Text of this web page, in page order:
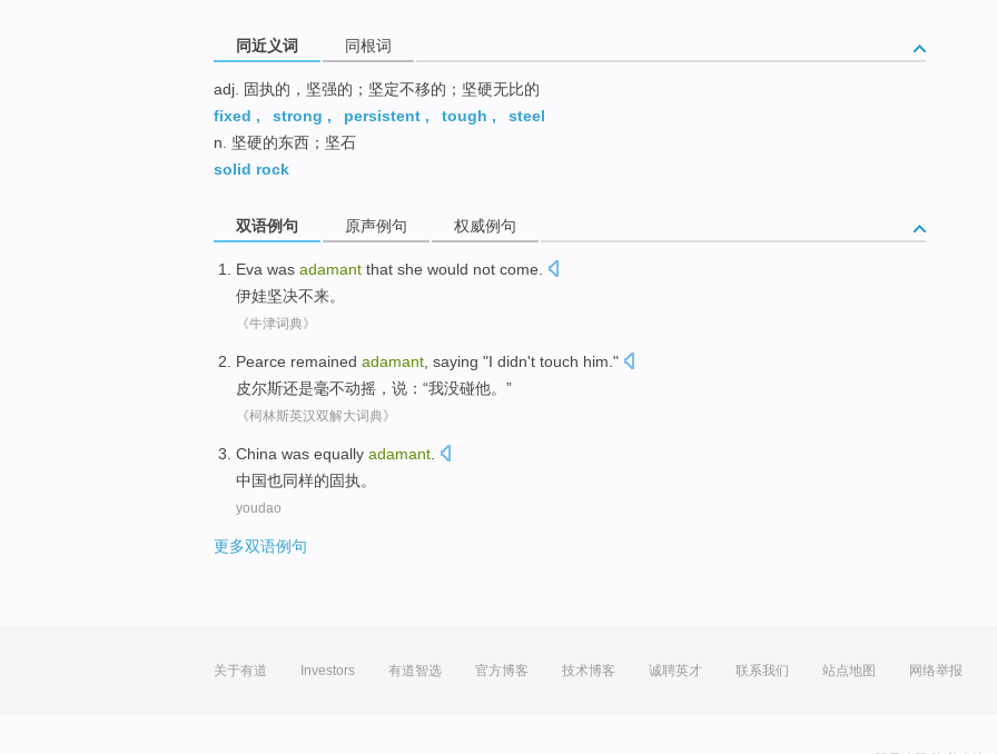
同近义词 同根词
adj. 固执的，坚强的；坚定不移的；坚硬无比的
fixed , strong , persistent , tough ,
steel
n. 坚硬的东西；坚石
solid rock
双语例句 原声例句 权威例句
Eva was adamant that she would not come
伊娃坚决不来。
《牛津词典》
Pearce remained adamant , saying "I didn't touch him ."
皮尔斯还是毫不动摇 ，说：“我没碰他。”
《柯林斯英汉双解大词典》
China was equally adamant
中国也同样的固执。
youdao
更多双语例句
关于有道 Investors 有道智选 官方博客 技术博客 诚聘英才 联系我们 站点地图 网络举报